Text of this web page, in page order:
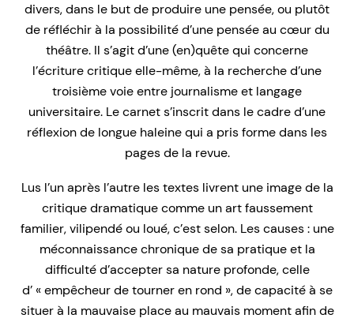
divers, dans le but de produire une pensée, ou plutôt
de réfléchir à la possibilité d’une pensée au cœur du
théâtre. Il s’agit d’une (en)quête qui concerne
l’écriture critique elle-même, à la recherche d’une
troisième voie entre journalisme et langage
universitaire. Le carnet s’inscrit dans le cadre d’une
réflexion de longue haleine qui a pris forme dans les
pages de la revue.
Lus l’un après l’autre les textes livrent une image de la
critique dramatique comme un art faussement
familier, vilipendé ou loué, c’est selon. Les causes : une
méconnaissance chronique de sa pratique et la
difficulté d’accepter sa nature profonde, celle
d’ « empêcheur de tourner en rond », de capacité à se
situer à la mauvaise place au mauvais moment afin de